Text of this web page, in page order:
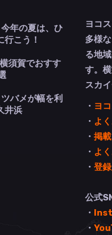
今年の夏は、ひ
行こう！
横須賀でおすす
ツバメが幅を利
井浜
ヨコ
多様
る地
す。
スカ
・ ヨ
・ よ
・ 掲
・ よ
・ 登
公式
・
・